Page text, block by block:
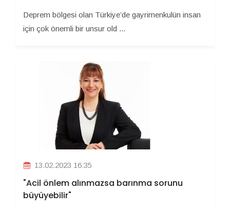
Deprem bölgesi olan Türkiye’de gayrimenkulün insan
için çok önemli bir unsur old ...
13.02.2023 16:35
"Acil önlem alınmazsa barınma sorunu
büyüyebilir"